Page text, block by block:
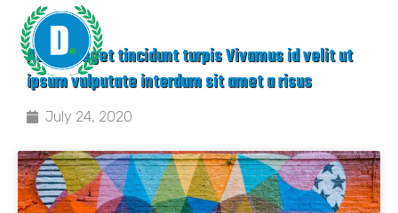
Aenean eget tincidunt turpis Vivamus id velit ut
ipsum vulputate interdum sit amet a risus
July 24, 2020